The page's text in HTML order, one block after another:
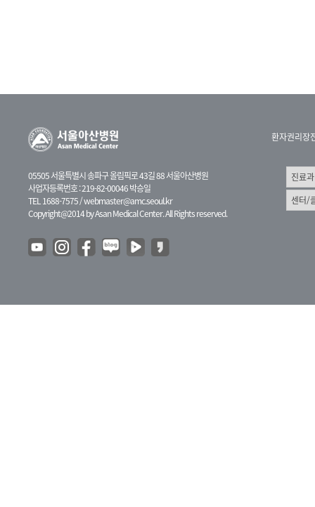
05505 서울특별시 송파구 올림픽로 43길 88 서울아산병원
사업자등록번호 : 219-82-00046 박승일
TEL 1688-7575 /webmaster@amc.seoul.kr
Copyright@2014 by Asan Medical Center. All Rights reserved.
환자권리장